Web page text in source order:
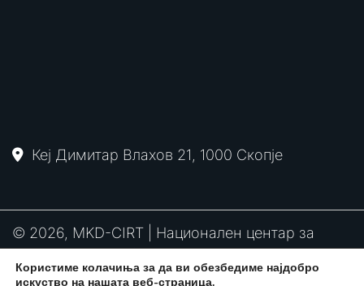
Користиме колачиња за да ви обезбедиме најдобро
искуство на нашата веб-страница.
Кеј Димитар Влахов 21, 1000 Скопје
© 2026, MKD-CIRT | Национален центар за
одговор на компјутерски инциденти
PGP
RFC2350 Политика за привантост